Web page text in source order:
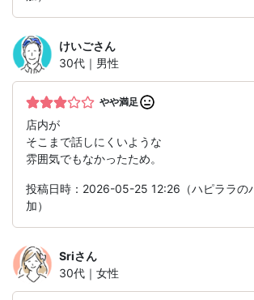
けいごさん
30代｜男性
やや満足
店内が
そこまで話しにくいような
雰囲気でもなかったため。
投稿日時：2026-05-25 12:26（ハピララの
加）
Sriさん
30代｜女性